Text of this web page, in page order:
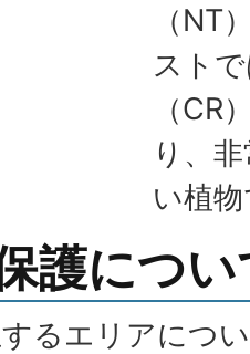
（NT
スト
（CR
り、
い植
護につい
るエリアにつ